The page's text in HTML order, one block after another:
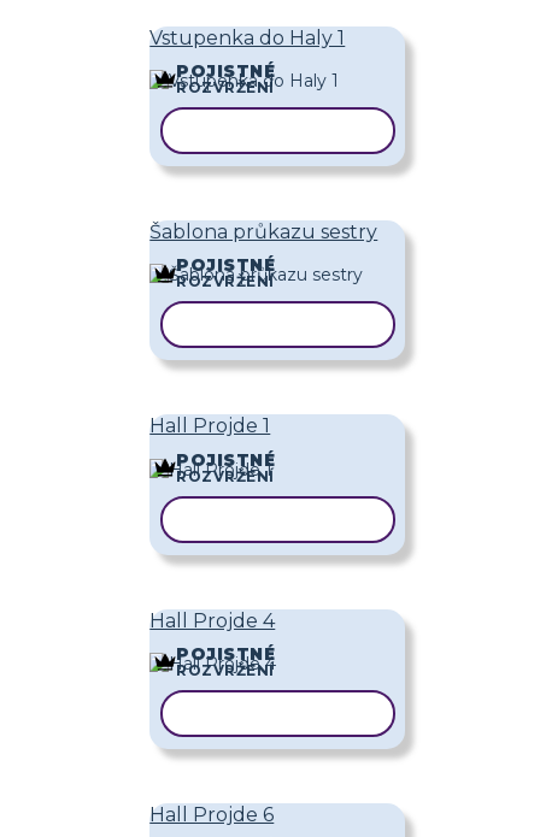
Vstupenka do Haly 1
POJISTNÉ
ROZVRŽENÍ
Šablona průkazu sestry
POJISTNÉ
ROZVRŽENÍ
Hall Projde 1
POJISTNÉ
ROZVRŽENÍ
Hall Projde 4
POJISTNÉ
ROZVRŽENÍ
Hall Projde 6